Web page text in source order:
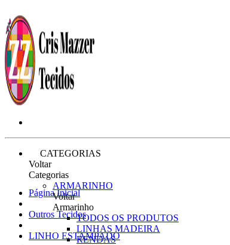
CATEGORIAS
Voltar
Categorias
ARMARINHO
Voltar
Armarinho
TODOS OS PRODUTOS
LINHAS MADEIRA
RENDAS
Página Inicial
Outros Tecidos
LINHO ESTAMPADO